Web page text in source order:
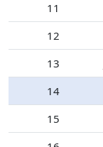
11
12
13
14
15